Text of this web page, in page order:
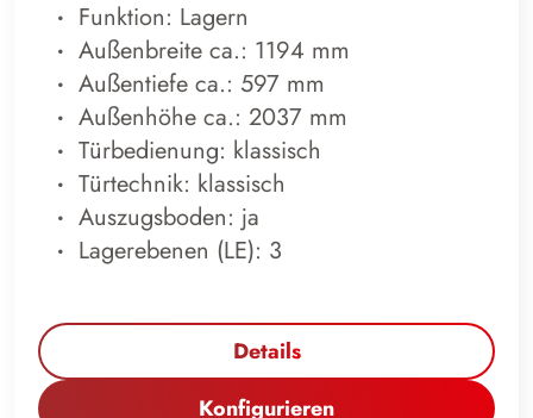
Funktion: Lagern
Außenbreite ca.: 1194 mm
Außentiefe ca.: 597 mm
Außenhöhe ca.: 2037 mm
Türbedienung: klassisch
Türtechnik: klassisch
Auszugsboden: ja
Lagerebenen (LE): 3
Details
Konfigurieren